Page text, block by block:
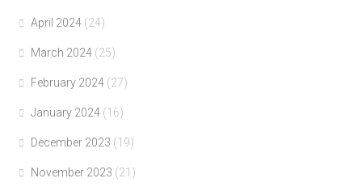
April 2024 (24)
March 2024 (25)
February 2024 (27)
January 2024 (16)
December 2023 (19)
November 2023 (21)